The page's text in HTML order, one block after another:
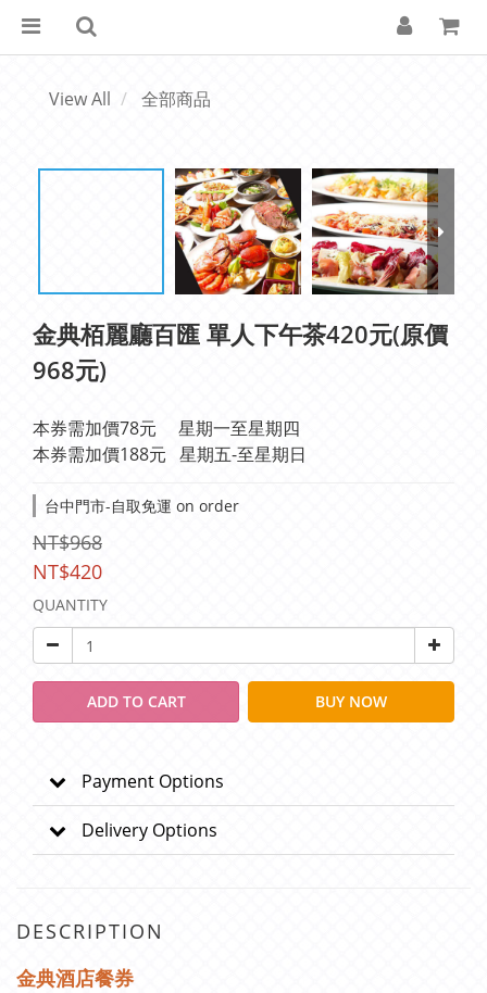
View All 全部商品
金典栢麗廳百匯 單人下午茶420元(原價
968元)
本券需加價78元     星期一至星期四
本券需加價188元   星期五-至星期日
台中門市-自取免運 on order
NT$968
NT$420
QUANTITY
ADD TO CART BUY NOW
Payment Options
Delivery Options
DESCRIPTION
金典酒店餐券